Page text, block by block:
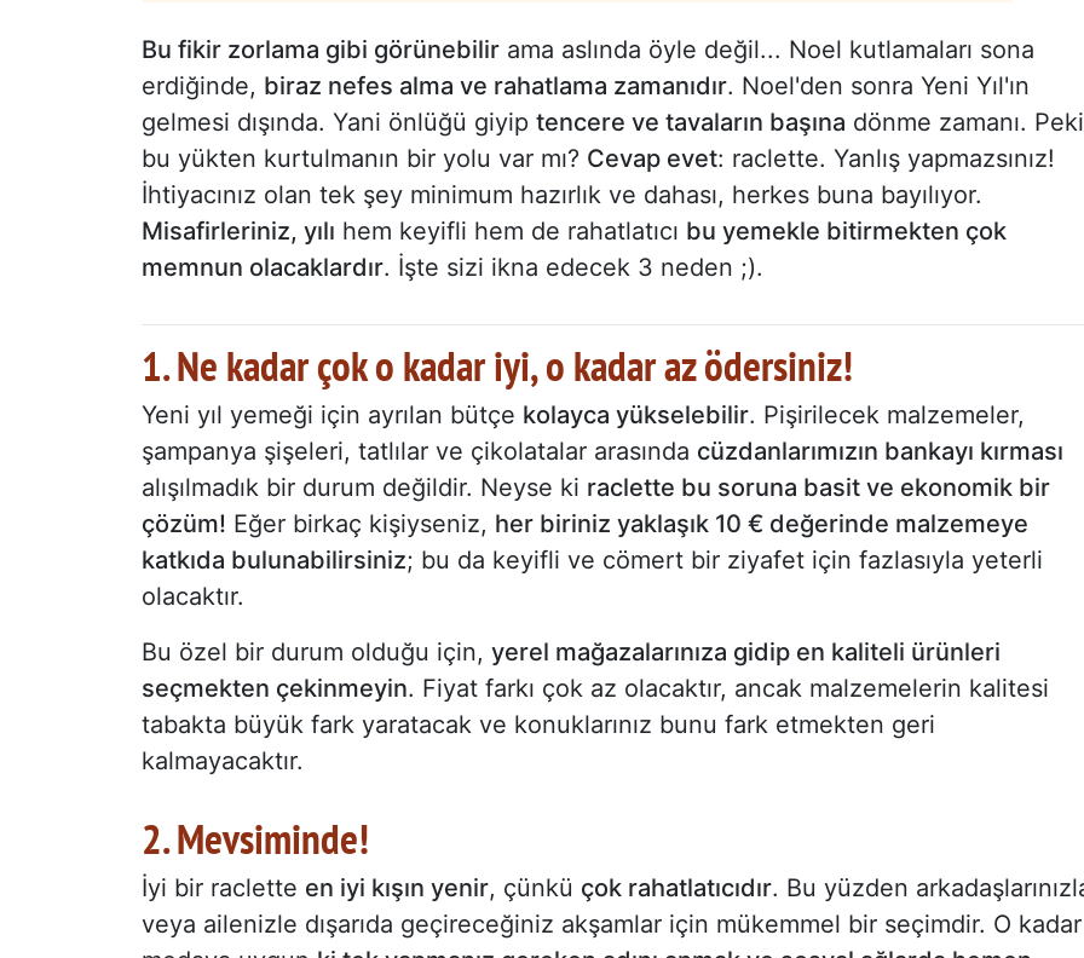
Bu fikir zorlama gibi görünebilir ama aslında öyle değil... Noel kutlamaları sona
erdiğinde, biraz nefes alma ve rahatlama zamanıdır. Noel'den sonra Yeni Yıl'ın
gelmesi dışında. Yani önlüğü giyip tencere ve tavaların başına dönme zamanı. Peki
bu yükten kurtulmanın bir yolu var mı? Cevap evet: raclette. Yanlış yapmazsınız!
İhtiyacınız olan tek şey minimum hazırlık ve dahası, herkes buna bayılıyor.
Misafirleriniz, yılı hem keyifli hem de rahatlatıcı bu yemekle bitirmekten çok
memnun olacaklardır. İşte sizi ikna edecek 3 neden ;).
1. Ne kadar çok o kadar iyi, o kadar az ödersiniz!
Yeni yıl yemeği için ayrılan bütçe kolayca yükselebilir. Pişirilecek malzemeler,
şampanya şişeleri, tatlılar ve çikolatalar arasında cüzdanlarımızın bankayı kırması
alışılmadık bir durum değildir. Neyse ki raclette bu soruna basit ve ekonomik bir
çözüm! Eğer birkaç kişiyseniz, her biriniz yaklaşık 10 € değerinde malzemeye
katkıda bulunabilirsiniz; bu da keyifli ve cömert bir ziyafet için fazlasıyla yeterli
olacaktır.
Bu özel bir durum olduğu için, yerel mağazalarınıza gidip en kaliteli ürünleri
seçmekten çekinmeyin. Fiyat farkı çok az olacaktır, ancak malzemelerin kalitesi
tabakta büyük fark yaratacak ve konuklarınız bunu fark etmekten geri
kalmayacaktır.
2. Mevsiminde!
İyi bir raclette en iyi kışın yenir, çünkü çok rahatlatıcıdır. Bu yüzden
veya ailenizle dışarıda geçireceğiniz akşamlar için mükemmel bir seçimdir. O kadar